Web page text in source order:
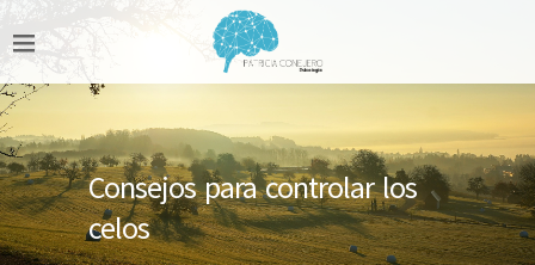
Consejos para controlar los
celos